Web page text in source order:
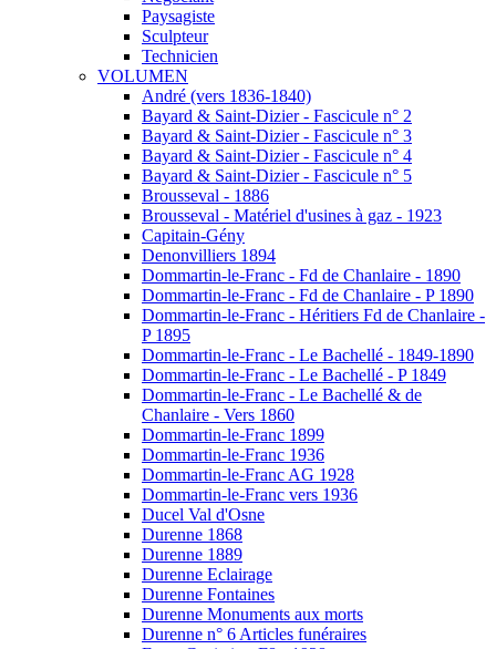
Paysagiste
Sculpteur
Technicien
VOLUMEN
André (vers 1836-1840)
Bayard & Saint-Dizier - Fascicule n° 2
Bayard & Saint-Dizier - Fascicule n° 3
Bayard & Saint-Dizier - Fascicule n° 4
Bayard & Saint-Dizier - Fascicule n° 5
Brousseval - 1886
Brousseval - Matériel d'usines à gaz - 1923
Capitain-Gény
Denonvilliers 1894
Dommartin-le-Franc - Fd de Chanlaire - 1890
Dommartin-le-Franc - Fd de Chanlaire - P 1890
Dommartin-le-Franc - Héritiers Fd de Chanlaire -
P 1895
Dommartin-le-Franc - Le Bachellé - 1849-1890
Dommartin-le-Franc - Le Bachellé - P 1849
Dommartin-le-Franc - Le Bachellé & de
Chanlaire - Vers 1860
Dommartin-le-Franc 1899
Dommartin-le-Franc 1936
Dommartin-le-Franc AG 1928
Dommartin-le-Franc vers 1936
Ducel Val d'Osne
Durenne 1868
Durenne 1889
Durenne Eclairage
Durenne Fontaines
Durenne Monuments aux morts
Durenne n° 6 Articles funéraires